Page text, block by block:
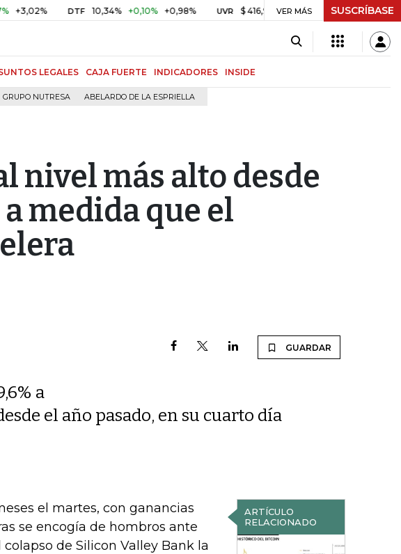
DTF 10,34% +0,10% +0,98% UVR $ 416,96 +$ 0,05 +0,01% BITCOIN US$
VER MÁS SUSCRÍBASE
LEGALES CAJA FUERTE INDICADORES INSIDE
GRUPO NUTRESA ABELARDO DE LA ESPRIELLA
nivel más alto desde
medida que el
GUARDAR
a
el año pasado, en su cuarto día
ARTÍCULO
RELACIONADO
el martes, con ganancias
se encogía de hombros ante
de Silicon Valley Bank la